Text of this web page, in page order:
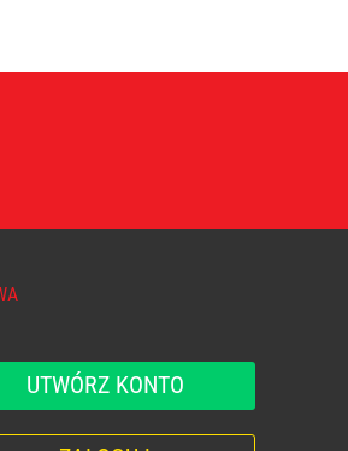
UTWÓRZ KONTO